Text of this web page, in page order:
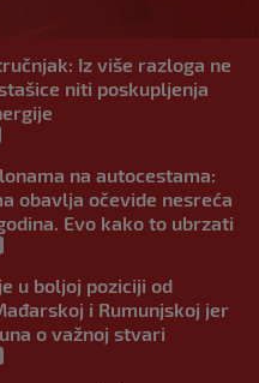
Iz više razloga ne
niti poskupljenja
na autocestama:
obavlja očevide nesreća
Evo kako to ubrzati
u boljoj poziciji od
i Rumunjskoj jer
o važnoj stvari